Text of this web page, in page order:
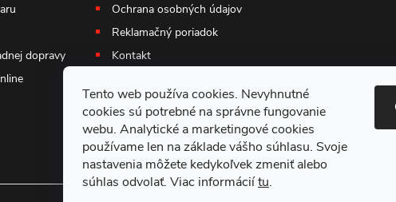
Tento web používa cookies. Nevyhnutné
cookies sú potrebné na správne fungovanie
webu. Analytické a marketingové cookies
používame len na základe vášho súhlasu. Svoje
nastavenia môžete kedykoľvek zmeniť alebo
súhlas odvolať. Viac informáciítu.
dopravy
Ochrana osobných údajov
Reklamačný poriadok
Kontakt